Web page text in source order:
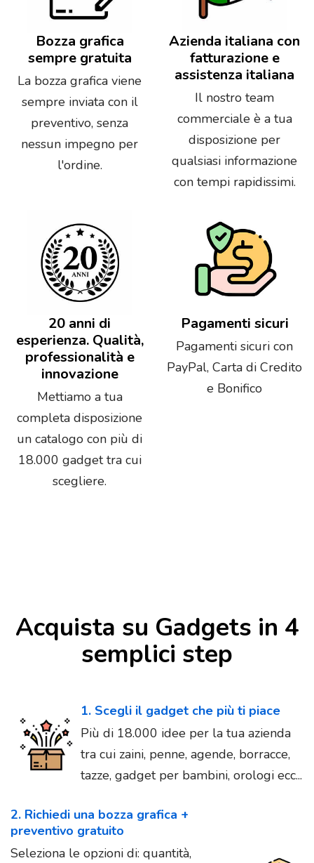
Bozza grafica
sempre gratuita
La bozza grafica viene
sempre inviata con il
preventivo, senza
nessun impegno per
l'ordine.
Azienda italiana con
fatturazione e
assistenza italiana
Il nostro team
commerciale è a tua
disposizione per
qualsiasi informazione
con tempi rapidissimi.
20 anni di
esperienza. Qualità,
professionalità e
innovazione
Mettiamo a tua
completa disposizione
un catalogo con più di
18.000 gadget tra cui
scegliere.
Pagamenti sicuri
Pagamenti sicuri con
PayPal, Carta di Credito
e Bonifico
Acquista su Gadgets in 4
semplici step
1. Scegli il gadget che più ti piace
Più di 18.000 idee per la tua azienda
tra cui zaini, penne, agende, borracce,
tazze, gadget per bambini, orologi ecc...
2. Richiedi una bozza grafica +
preventivo gratuito
Seleziona le opzioni di: quantità,